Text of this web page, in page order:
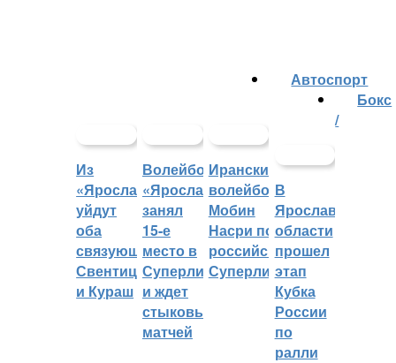
Из
«Ярославича»
уйдут
оба
связующих:
Свентицкис
и Кураш
Волейбольный
«Ярославич»
занял
15-е
место в
Суперлиге
и ждет
стыковых
матчей
Иранский
волейболист
Мобин
Насри покинет
российскую
Суперлигу
Автоспорт
В
Ярославской
области
прошел
этап
Кубка
России
по
ралли
Бокс
/